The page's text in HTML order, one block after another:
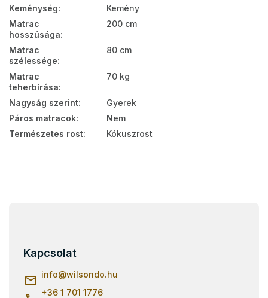
Keménység:
Kemény
Matrac
hosszúsága:
200 cm
Matrac
szélessége:
80 cm
Matrac
teherbírása:
70 kg
Nagyság szerint:
Gyerek
Páros matracok:
Nem
Természetes rost: Kókuszrost
Kapcsolat
info@wilsondo.hu
+36 1 701 1776